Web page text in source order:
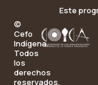
©
Cefo
Indígena.
Todos
los
derechos
reservados.
Este